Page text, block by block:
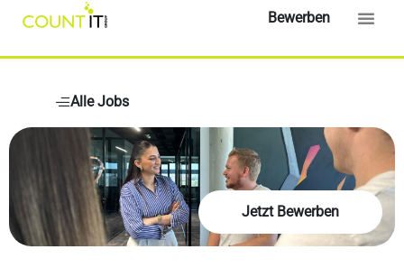
Bewerben
Jetzt Bewerben
Alle Jobs